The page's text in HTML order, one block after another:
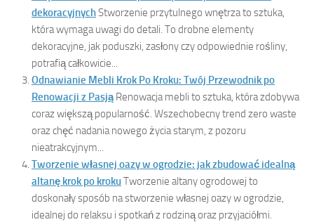
dekoracyjnychStworzenie przytulnego wnętrza to sztuka,
która wymaga uwagi do detali. To drobne elementy
dekoracyjne, jak poduszki, zasłony czy odpowiednie rośliny,
potrafią całkowicie...
Odnawianie Mebli Krok Po Kroku: Twój Przewodnik po
Renowacji z Pasją Renowacja mebli to sztuka, która zdobywa
coraz większą popularność. Wszechobecny trend zero waste
oraz chęć nadania nowego życia starym, z pozoru
nieatrakcyjnym...
Tworzenie własnej oazy w ogrodzie: jak zbudować idealną
altanę krok po krokuTworzenie altany ogrodowej to
doskonały sposób na stworzenie własnej oazy w ogrodzie,
idealnej do relaksu i spotkań z rodziną oraz przyjaciółmi.